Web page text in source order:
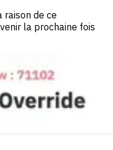
raison de ce
la prochaine fois